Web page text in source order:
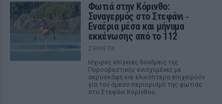
Φωτιά στην Κόρινθο:
Συναγερμός στο Στεφάνι ‑
Εναέρια μέσα και μήνυμα
εκκένωσης από το 112
ΣΉΜΕΡΑ
Ισχυρές επίγειες δυνάμεις της
Πυροσβεστικής ενισχυμένες με
αεροσκάφη και ελικόπτερα επιχειρούν
για τον άμεσο περιορισμό της φωτιάς
στο Στεφάνι Κορίνθου.